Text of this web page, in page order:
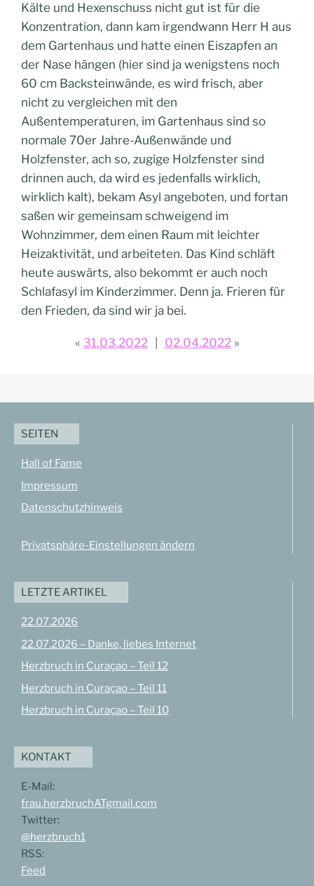
Kälte und Hexenschuss nicht gut ist für die
Konzentration, dann kam irgendwann Herr H aus
dem Gartenhaus und hatte einen Eiszapfen an
der Nase hängen (hier sind ja wenigstens noch
60 cm Backsteinwände, es wird frisch, aber
nicht zu vergleichen mit den
Außentemperaturen, im Gartenhaus sind so
normale 70er Jahre-Außenwände und
Holzfenster, ach so, zugige Holzfenster sind
drinnen auch, da wird es jedenfalls wirklich,
wirklich kalt), bekam Asyl angeboten, und fortan
saßen wir gemeinsam schweigend im
Wohnzimmer, dem einen Raum mit leichter
Heizaktivität, und arbeiteten. Das Kind schläft
heute auswärts, also bekommt er auch noch
Schlafasyl im Kinderzimmer. Denn ja. Frieren für
den Frieden, da sind wir ja bei.
31.03.2022 02.04.2022
SEITEN
Hall of Fame
Impressum
Datenschutzhinweis
Privatsphäre-Einstellungen ändern
LETZTE ARTIKEL
22.07.2026
22.07.2026 – Danke, liebes Internet
Herzbruch in Curaçao – Teil 12
Herzbruch in Curaçao – Teil 11
Herzbruch in Curaçao – Teil 10
KONTAKT
E-Mail:
frau.herzbruchATgmail.com
Twitter:
@herzbruch1
RSS:
Feed